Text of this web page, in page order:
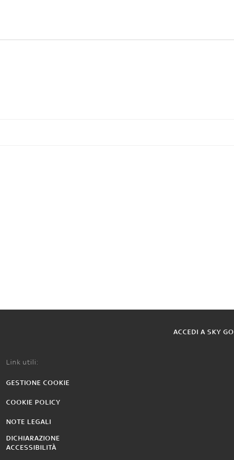
ACCEDI A SKY GO
Link utili:
GESTIONE COOKIE
COOKIE POLICY
NOTE LEGALI
DICHIARAZIONE
ACCESSIBILITÀ